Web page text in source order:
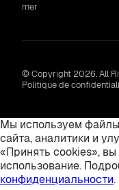
mer
© Copyright 2026. All
Politique de
Мы используем
сайта, аналитики и
«Принять cookies»,
использование.
конфиденциальности.